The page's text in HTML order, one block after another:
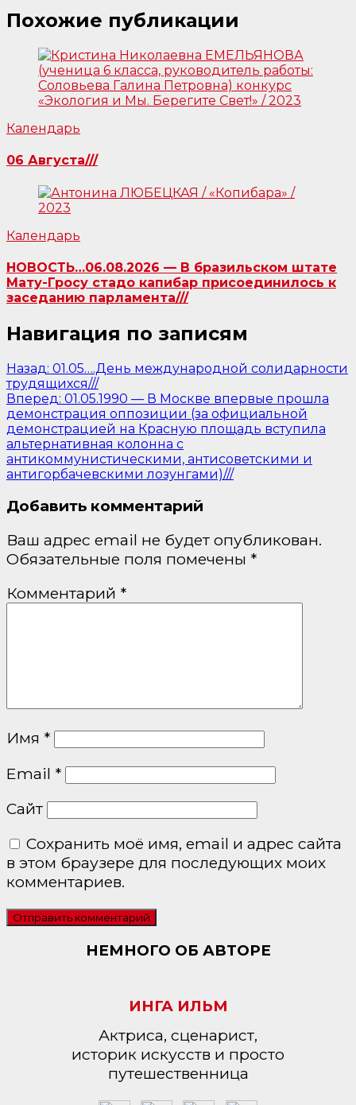
Похожие публикации
Календарь
06 Августа///
Календарь
НОВОСТЬ…06.08.2026 — В бразильском штате
Мату-Гросу стадо капибар присоединилось к
заседанию парламента///
Навигация по записям
Назад: 01.05….День международной солидарности
трудящихся///
Вперед: 01.05.1990 — В Москве впервые прошла
демонстрация оппозиции (за официальной
демонстрацией на Красную площадь вступила
альтернативная колонна с
антикоммунистическими, антисоветскими и
антигорбачевскими лозунгами)///
Добавить комментарий
Ваш адрес email не будет опубликован.
Обязательные поля помечены *
Комментарий *
Имя *
Email *
Сайт
Сохранить моё имя, email и адрес сайта
в этом браузере для последующих моих
комментариев.
НЕМНОГО ОБ АВТОРЕ
ИНГА ИЛЬМ
Актриса, сценарист,
историк искусств и просто
путешественница